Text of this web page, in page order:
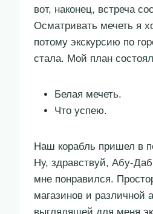
вот, наконец, встреча
Осматривать мечеть я
потому экскурсию по
стала. Мой план
Белая мечеть.
Что успею.
Наш корабль пришел в
Ну, здравствуй, Абу-
мне понравился.
магазинов и различной